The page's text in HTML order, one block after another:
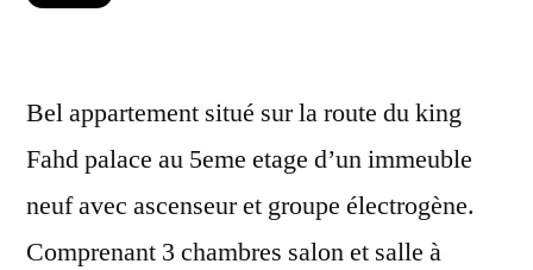
Bel appartement situé sur la route du king
Fahd palace au 5eme etage d’un immeuble
neuf avec ascenseur et groupe électrogène.
Comprenant 3 chambres salon et salle à